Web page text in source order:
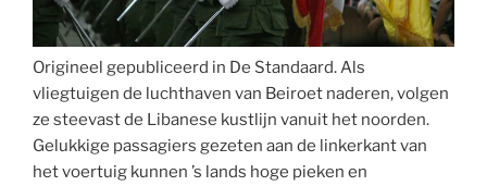
Origineel gepubliceerd in De Standaard. Als
vliegtuigen de luchthaven van Beiroet naderen, volgen
ze steevast de Libanese kustlijn vanuit het noorden.
Gelukkige passagiers gezeten aan de linkerkant van
het voertuig kunnen ’s lands hoge pieken en